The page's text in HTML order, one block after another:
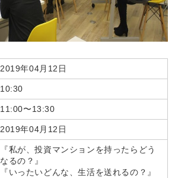
2019年04月12日
10:30
11:00〜13:30
2019年04月12日
『私が、投資マンションを持ったらどう
なるの？』
『いったいどんな、生活を送れるの？』